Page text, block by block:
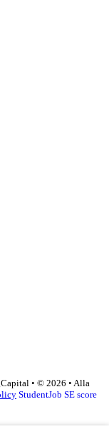
• © 2026 • Alla
StudentJob SE score